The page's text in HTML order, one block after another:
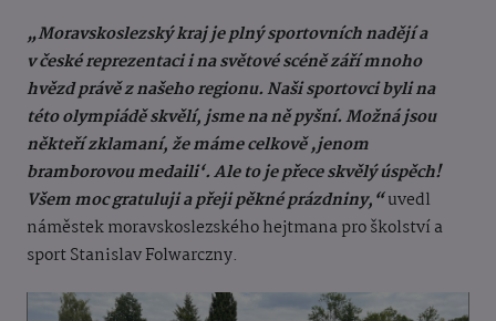
„Moravskoslezský kraj je plný sportovních nadějí a
v české reprezentaci i na světové scéně září mnoho
hvězd právě z našeho regionu. Naši sportovci byli na
této olympiádě skvělí, jsme na ně pyšní. Možná jsou
někteří zklamaní, že máme celkově ‚jenom
bramborovou medaili‘. Ale to je přece skvělý úspěch!
Všem moc gratuluji a přeji pěkné prázdniny,“uvedl
náměstek moravskoslezského hejtmana pro školství a
sport Stanislav Folwarczny.